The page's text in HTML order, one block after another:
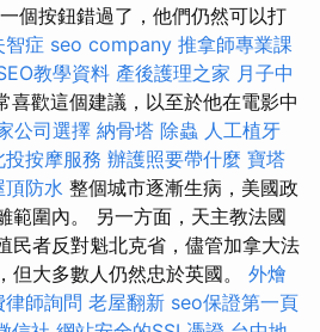
個按鈕錯過了，他們仍然可以打
智症 seo company 推拿師專業課
教學資料 產後護理之家 月子中
喜歡這個建議，以至於他在電影中
公司選擇 納骨塔 除蟲 人工植牙
投按摩服務 辦護照要帶什麼 寶塔
頂防水 整個城市逐漸生病，美國政
範圍內。 另一方面，天主教法國
民者反對魁北克省，儘管加拿大法
但大多數人仍然忠於英國。 外燴
律師詢問 老屋翻新 seo保證第一頁